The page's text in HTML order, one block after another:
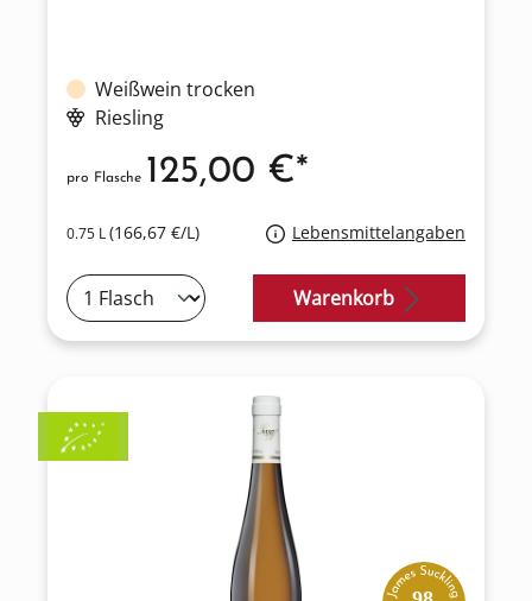
Weißwein trocken
Riesling
0.75 L(166,67 €/L) Lebensmittelangaben
pro Flasche 125,00 €*
Warenkorb